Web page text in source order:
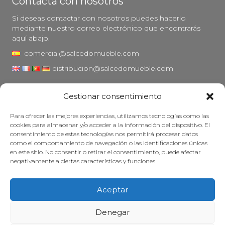
Gestionar consentimiento
Para ofrecer las mejores experiencias, utilizamos tecnologías como las
cookies para almacenar y/o acceder a la información del dispositivo. El
consentimiento de estas tecnologías nos permitirá procesar datos
como el comportamiento de navegación o las identificaciones únicas
en este sitio. No consentir o retirar el consentimiento, puede afectar
negativamente a ciertas características y funciones.
Aceptar
Denegar
Si deseas contactar con nosotros puedes hacerlo
mediante nuestro correo electrónico que encontrarás
aquí abajo.
comercial@salcedomueble.com
distribucion@salcedomueble.com
Aviso legal
Política de privacidad
Política de cookies
Mantener su mueble
Subvenciones